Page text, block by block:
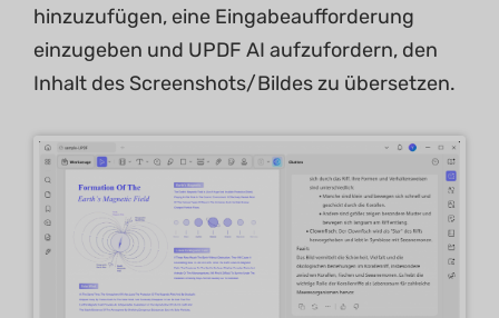
hinzuzufügen, eine Eingabeaufforderung
einzugeben und UPDF AI aufzufordern, den
Inhalt des Screenshots/Bildes zu übersetzen.